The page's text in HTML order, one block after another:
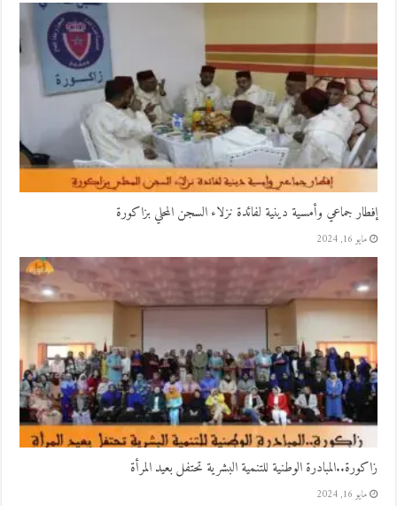
إفطار جماعي وأمسية دينية لفائدة نزلاء السجن المحلي بزاكورة
مايو 16, 2024
زاكورة..المبادرة الوطنية للتنمية البشرية تحتفل بعيد المرأة
مايو 16, 2024